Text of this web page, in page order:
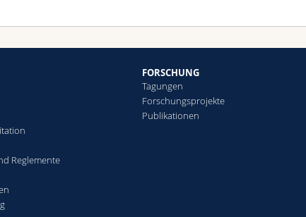
Reglemente
FORSCHUNG
Tagungen
Forschungsprojekte
Publikationen